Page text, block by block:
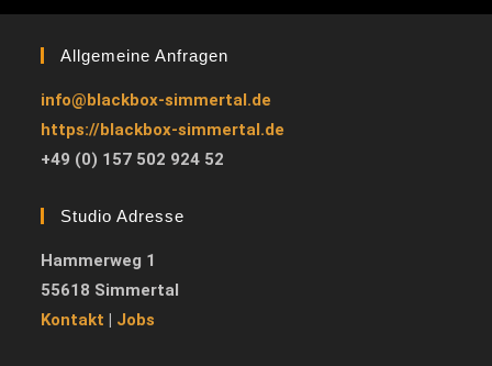
Allgemeine Anfragen
info@blackbox-simmertal.de
https://blackbox-simmertal.de
+49 (0) 157 502 924 52
Studio Adresse
Hammerweg 1
55618 Simmertal
Kontakt | Jobs